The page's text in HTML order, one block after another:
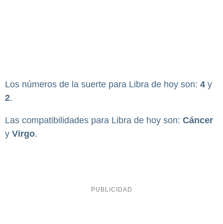
Los números de la suerte para Libra de hoy son: 4 y
2.
Las compatibilidades para Libra de hoy son: Cáncer
y Virgo.